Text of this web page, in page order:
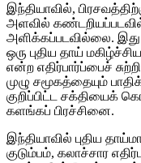
இந்தியாவில்,
அளவில்
அளிக்கப்படவில்லை. இது
ஒரு புதிய தாய்
என்ற எதிர்பார்ப்பைச்
முழு சமூகத்தையும்
குறிப்பிட்ட சக்தியைக்
களங்கப் பிரச்சினை.
இந்தியாவில் புதிய
குடும்பம், கலாச்சார